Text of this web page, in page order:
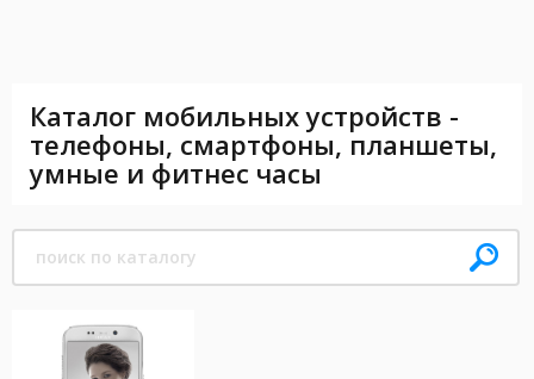
Каталог мобильных устройств -
телефоны, смартфоны, планшеты,
умные и фитнес часы